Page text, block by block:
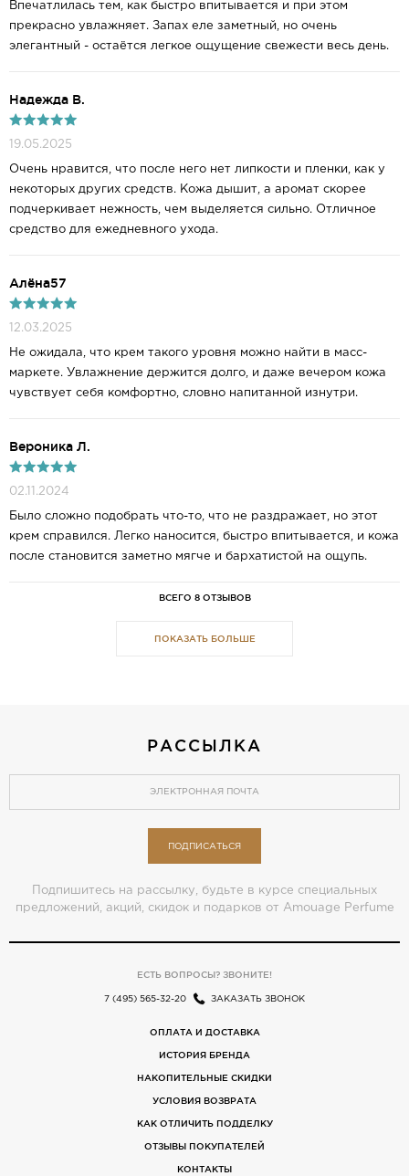
Впечатлилась тем, как быстро впитывается и при этом
прекрасно увлажняет. Запах еле заметный, но очень
элегантный - остаётся легкое ощущение свежести весь день.
Надежда В.
19.05.2025
Очень нравится, что после него нет липкости и пленки, как у
некоторых других средств. Кожа дышит, а аромат скорее
подчеркивает нежность, чем выделяется сильно. Отличное
средство для ежедневного ухода.
Алёна57
12.03.2025
Не ожидала, что крем такого уровня можно найти в масс-
маркете. Увлажнение держится долго, и даже вечером кожа
чувствует себя комфортно, словно напитанной изнутри.
Вероника Л.
02.11.2024
Было сложно подобрать что-то, что не раздражает, но этот
крем справился. Легко наносится, быстро впитывается, и кожа
после становится заметно мягче и бархатистой на ощупь.
ВСЕГО 8 ОТЗЫВОВ
ПОКАЗАТЬ БОЛЬШЕ
РАССЫЛКА
ПОДПИСАТЬСЯ
Подпишитесь на рассылку, будьте в курсе специальных
предложений, акций, скидок и подарков от Amouage Perfume
ЕСТЬ ВОПРОСЫ? ЗВОНИТЕ!
7 (495) 565-32-20 ЗАКАЗАТЬ ЗВОНОК
ОПЛАТА И ДОСТАВКА
ИСТОРИЯ БРЕНДА
НАКОПИТЕЛЬНЫЕ СКИДКИ
УСЛОВИЯ ВОЗВРАТА
КАК ОТЛИЧИТЬ ПОДДЕЛКУ
ОТЗЫВЫ ПОКУПАТЕЛЕЙ
КОНТАКТЫ